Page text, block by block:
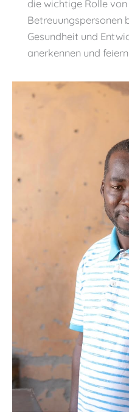
die wichtige Rolle von
Betreuungspersonen
Gesundheit und
anerkennen und feiern.